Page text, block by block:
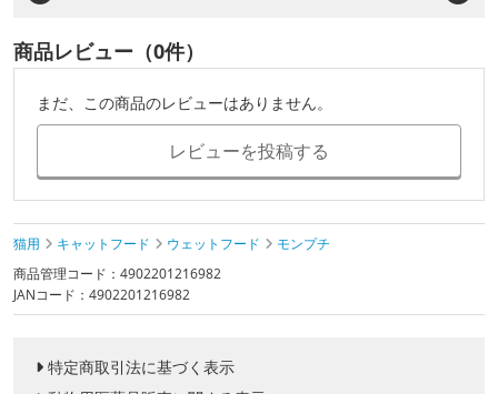
商品レビュー（0件）
まだ、この商品のレビューはありません。
レビューを投稿する
猫用 キャットフード ウェットフード
モンプチ
商品管理コード：4902201216982
JANコード：4902201216982
特定商取引法に基づく表示